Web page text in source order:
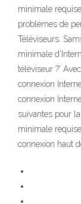
minimale
problèmes de
Téléviseurs.
minimale
téléviseur ?'
connexion
connexion
suivantes pour
minimale
connexion haut